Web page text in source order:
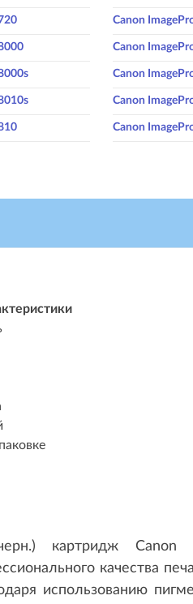
Canon
Canon
Canon
Canon
Canon
картридж Canon
качества
использованию